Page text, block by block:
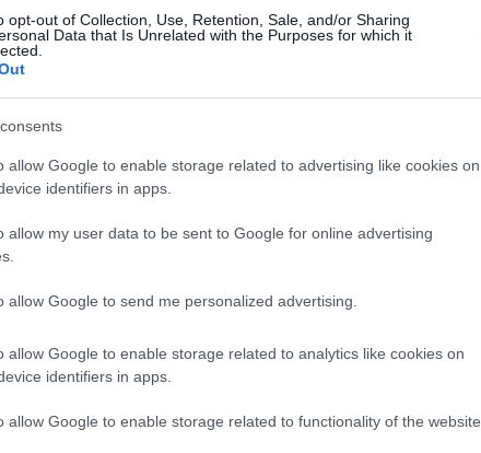
opt-out of Collection, Use, Retention, Sale, and/or Sharing
Data that Is Unrelated with the Purposes for which it
allow Google to enable storage related to advertising like cookies on
identifiers in apps.
allow my user data to be sent to Google for online advertising
allow Google to send me personalized advertising.
allow Google to enable storage related to analytics like cookies on
identifiers in apps.
allow Google to enable storage related to functionality of the website
σε πολύ διαφορετικό μέρος επειδή η
αυτά που έπρεπε κι αυτά που οφείλει να
«Έχει ενημερωθεί ο Τσιόδρας για το πρώτο ύποπτο
ευλογιάς των πιθήκων στην Ελλάδα
καραντίνα 21 ημερών, καμπανάκι από ΠΟΥ